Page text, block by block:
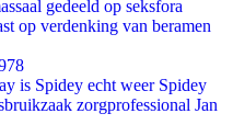
gedeeld op seksfora
op verdenking van beramen
is Spidey echt weer Spidey
zorgprofessional Jan